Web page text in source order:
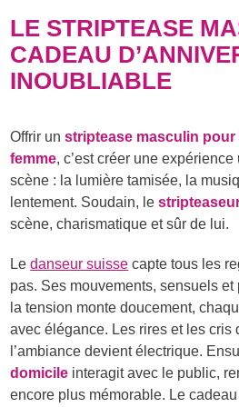
LE STRIPTEASE
CADEAU
INOUBLIABLE
Offrir unstriptease masculin pour
femme, c’est créer une
scène : la lumière tamisée, la
lentement. Soudain, le
scène, charismatique et sûr de lui.
Ledanseur suisse capte tous les
pas. Ses mouvements, sensuels
la tension monte doucement,
avec élégance. Les rires et les cris
l’ambiance devient électrique.
domicile interagit avec le public,
encore plus mémorable. Le